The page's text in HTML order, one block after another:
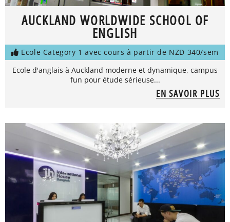
AUCKLAND WORLDWIDE SCHOOL OF
ENGLISH
Ecole Category 1 avec cours à partir de NZD 340/sem
Ecole d'anglais à Auckland moderne et dynamique, campus
fun pour étude sérieuse...
EN SAVOIR PLUS